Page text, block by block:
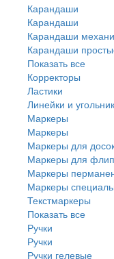
Карандаши
Карандаши
Карандаши
Карандаши
Показать все
Корректоры
Ластики
Линейки и
Маркеры
Маркеры
Маркеры для
Маркеры для
Маркеры
Маркеры
Текстмаркеры
Показать все
Ручки
Ручки
Ручки гелевые